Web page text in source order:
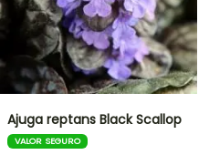
Ajuga reptans Black Scallop
VALOR SEGURO